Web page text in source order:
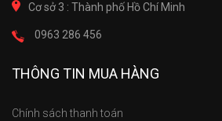
Cơ sở 3 : Thành phố Hồ Chí Minh
0963 286 456
THÔNG TIN MUA HÀNG
Chính sách thanh toán